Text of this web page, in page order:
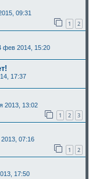
09:31
1 2
фев 2014, 15:20
17:37
2013, 13:02
1 2 3
2013, 07:16
1 2
17:50